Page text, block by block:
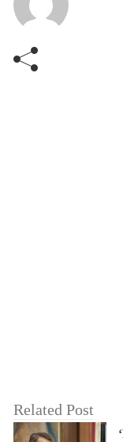
Related Post